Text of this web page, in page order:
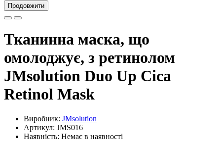
Продовжити
Тканинна маска, що
омолоджує, з ретинолом
JMsolution Duo Up Cica
Retinol Mask
Виробник: JMsolution
Артикул: JMS016
Наявність: Немає в наявності